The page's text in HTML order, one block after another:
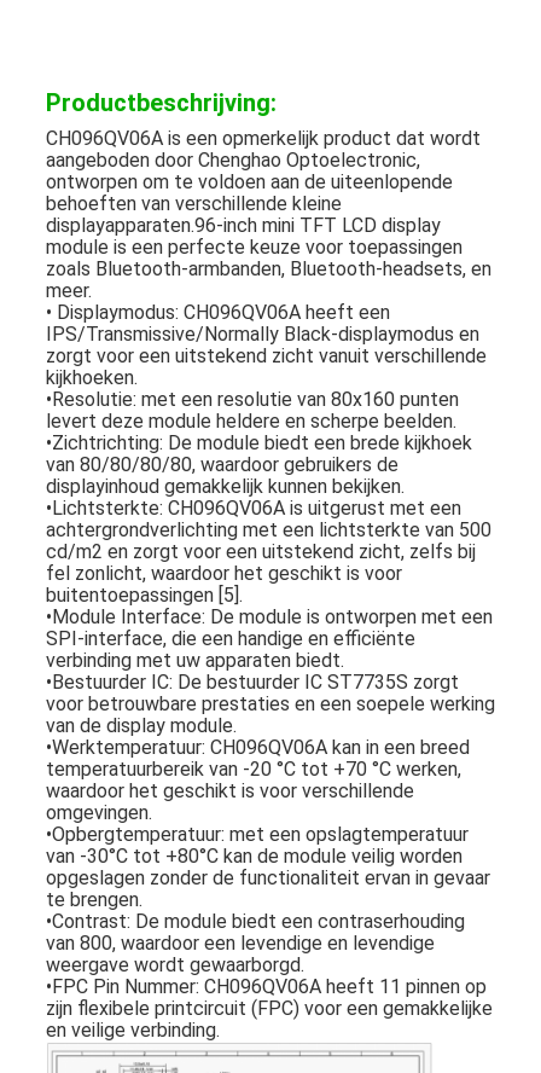
Productbeschrijving:
CH096QV06A is een opmerkelijk product dat wordt
aangeboden door Chenghao Optoelectronic,
ontworpen om te voldoen aan de uiteenlopende
behoeften van verschillende kleine
displayapparaten.96-inch mini TFT LCD display
module is een perfecte keuze voor toepassingen
zoals Bluetooth-armbanden, Bluetooth-headsets, en
meer.
• Displaymodus: CH096QV06A heeft een
IPS/Transmissive/Normally Black-displaymodus en
zorgt voor een uitstekend zicht vanuit verschillende
kijkhoeken.
• Resolutie: met een resolutie van 80x160 punten
levert deze module heldere en scherpe beelden.
•Zichtrichting: De module biedt een brede kijkhoek
van 80/80/80/80, waardoor gebruikers de
displayinhoud gemakkelijk kunnen bekijken.
• Lichtsterkte: CH096QV06A is uitgerust met een
achtergrondverlichting met een lichtsterkte van 500
cd/m2 en zorgt voor een uitstekend zicht, zelfs bij
fel zonlicht, waardoor het geschikt is voor
buitentoepassingen [5].
• Module Interface: De module is ontworpen met een
SPI-interface, die een handige en efficiënte
verbinding met uw apparaten biedt.
• Bestuurder IC: De bestuurder IC ST7735S zorgt
voor betrouwbare prestaties en een soepele werking
van de display module.
•Werktemperatuur: CH096QV06A kan in een breed
temperatuurbereik van -20 °C tot +70 °C werken,
waardoor het geschikt is voor verschillende
omgevingen.
•Opbergtemperatuur: met een opslagtemperatuur
van -30°C tot +80°C kan de module veilig worden
opgeslagen zonder de functionaliteit ervan in gevaar
te brengen.
•Contrast: De module biedt een contraserhouding
van 800, waardoor een levendige en levendige
weergave wordt gewaarborgd.
• FPC Pin Nummer: CH096QV06A heeft 11 pinnen op
zijn flexibele printcircuit (FPC) voor een gemakkelijke
en veilige verbinding.